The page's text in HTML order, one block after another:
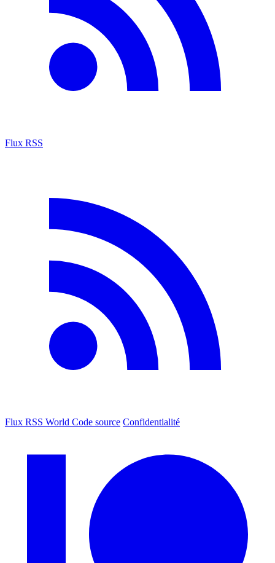
Flux RSS
Flux RSS World Code source Confidentialité